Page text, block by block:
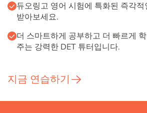
듀오링고 영어 시험에 특화된 즉각
받아보세요.
더 스마트하게 공부하고 더 빠르게
주는 강력한 DET 튜터입니다.
지금 연습하기